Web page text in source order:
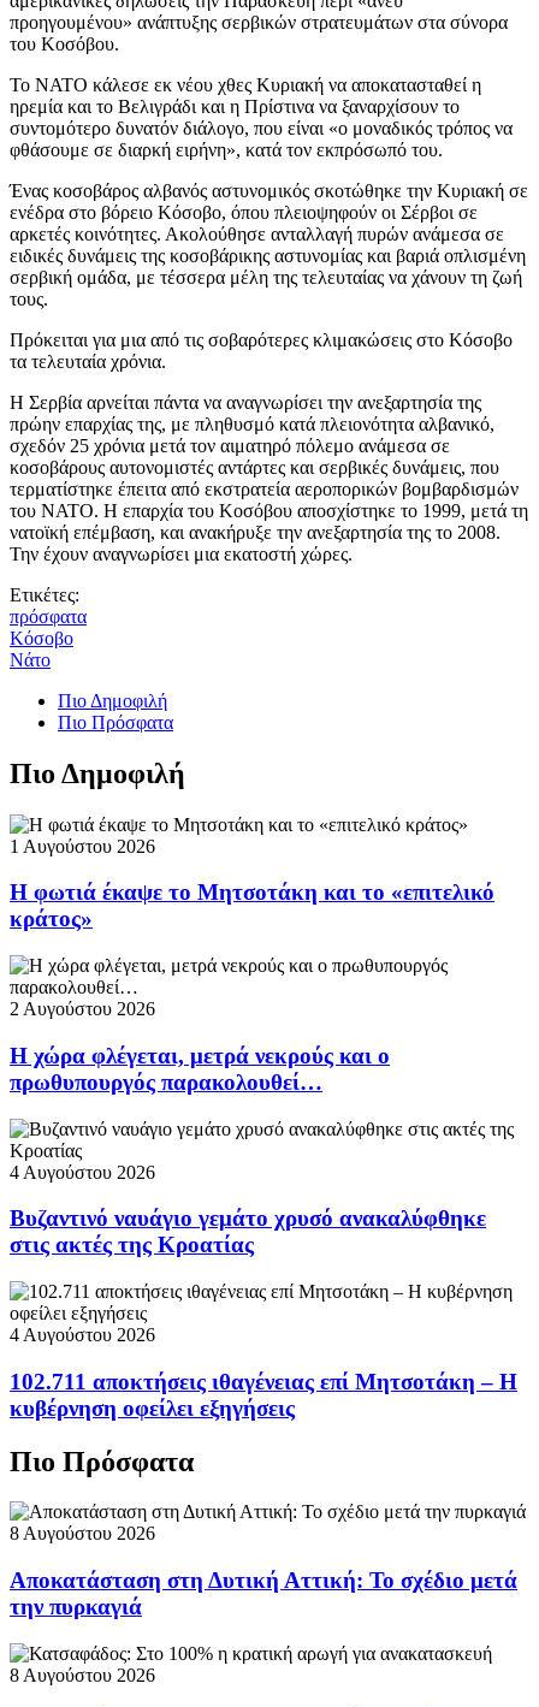
προηγουμένου» ανάπτυξης σερβικών στρατευμάτων στα σύνορα
του Κοσόβου.
Το NATO κάλεσε εκ νέου χθες Κυριακή να αποκατασταθεί η
ηρεμία και το Βελιγράδι και η Πρίστινα να ξαναρχίσουν το
συντομότερο δυνατόν διάλογο, που είναι «ο μοναδικός τρόπος να
φθάσουμε σε διαρκή ειρήνη», κατά τον εκπρόσωπό του.
Ένας κοσοβάρος αλβανός αστυνομικός σκοτώθηκε την Κυριακή σε
ενέδρα στο βόρειο Κόσοβο, όπου πλειοψηφούν οι Σέρβοι σε
αρκετές κοινότητες. Ακολούθησε ανταλλαγή πυρών ανάμεσα σε
ειδικές δυνάμεις της κοσοβάρικης αστυνομίας και βαριά οπλισμένη
σερβική ομάδα, με τέσσερα μέλη της τελευταίας να χάνουν τη ζωή
τους.
Πρόκειται για μια από τις σοβαρότερες κλιμακώσεις στο Κόσοβο
τα τελευταία χρόνια.
Η Σερβία αρνείται πάντα να αναγνωρίσει την ανεξαρτησία της
πρώην επαρχίας της, με πληθυσμό κατά πλειονότητα αλβανικό,
σχεδόν 25 χρόνια μετά τον αιματηρό πόλεμο ανάμεσα σε
κοσοβάρους αυτονομιστές αντάρτες και σερβικές δυνάμεις, που
τερματίστηκε έπειτα από εκστρατεία αεροπορικών βομβαρδισμών
του NATO. Η επαρχία του Κοσόβου αποσχίστηκε το 1999, μετά τη
νατοϊκή επέμβαση, και ανακήρυξε την ανεξαρτησία της το 2008.
Την έχουν αναγνωρίσει μια εκατοστή χώρες.
Ετικέτες:
πρόσφατα
Κόσοβο
Νάτο
Πιο Δημοφιλή
Πιο Πρόσφατα
Πιο Δημοφιλή
1 Αυγούστου 2026
Η φωτιά έκαψε το Μητσοτάκη και το «επιτελικό
κράτος»
2 Αυγούστου 2026
Η χώρα φλέγεται, μετρά νεκρούς και ο
πρωθυπουργός παρακολουθεί…
4 Αυγούστου 2026
Βυζαντινό ναυάγιο γεμάτο χρυσό ανακαλύφθηκε
στις ακτές της Κροατίας
4 Αυγούστου 2026
102.711 αποκτήσεις ιθαγένειας επί Μητσοτάκη – Η
κυβέρνηση οφείλει εξηγήσεις
Πιο Πρόσφατα
8 Αυγούστου 2026
Αποκατάσταση στη Δυτική Αττική: Το σχέδιο μετά
την πυρκαγιά
8 Αυγούστου 2026